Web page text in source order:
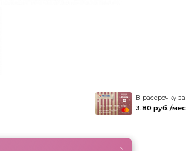
В рассрочку за
3.80 руб./мес